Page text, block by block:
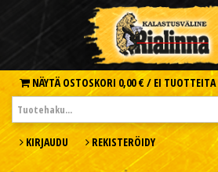
NÄYTÄ OSTOSKORI 0,00 € / EI TUOTTEITA
KIRJAUDU REKISTERÖIDY